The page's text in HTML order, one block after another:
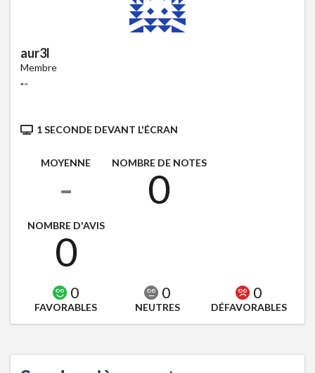
aur3l
Membre
""
1 SECONDE DEVANT L'ÉCRAN
MOYENNE
-
NOMBRE DE NOTES
0
NOMBRE D'AVIS
0
0
FAVORABLES
0
NEUTRES
0
DÉFAVORABLES